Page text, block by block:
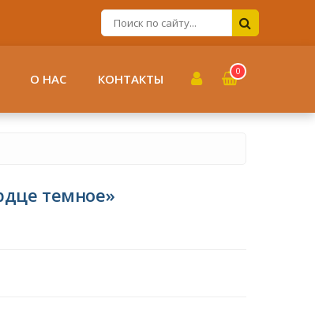
0
О НАС КОНТАКТЫ
темное»